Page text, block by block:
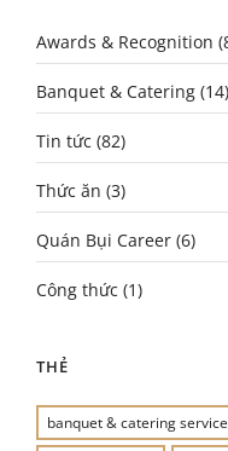
Awards & Recognition
Banquet & Catering (14)
Tin tức (82)
Thức ăn (3)
Quán Bụi Career (6)
Công thức (1)
THẺ
banquet & catering